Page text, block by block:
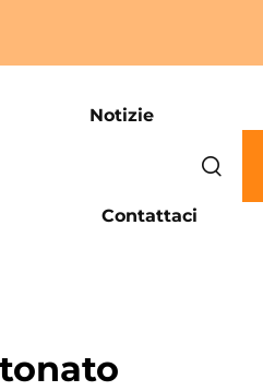
Notizie
Contattaci